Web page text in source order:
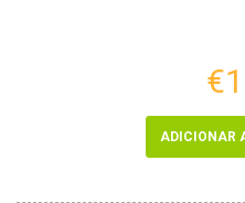
ADICIONAR